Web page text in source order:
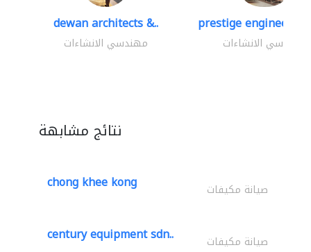
dewan architects &..
مهندسي الانشاءات
prestige
مهندسي الانشاءات
نتائج مشابهة
chong khee kong صيانة مكيفات
century equipment sdn.. صيانة مكيفات